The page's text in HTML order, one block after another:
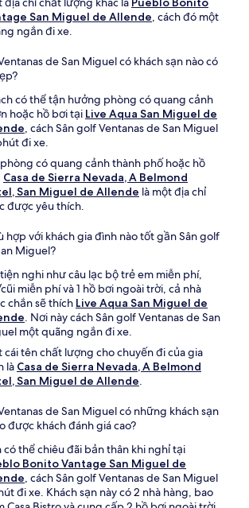
San Miguel de Allende, cách đó một
ngắn đi xe.
de San Miguel có khách sạn nào có
có thể tận hưởng phòng có quang cảnh
hoặc hồ bơi tại Live Aqua San Miguel de
, cách Sân golf Ventanas de San Miguel
đi xe.
có quang cảnh thành phố hoặc hồ
Casa de Sierra Nevada, A Belmond
San Miguel de Allende là một địa chỉ
được yêu thích.
hợp với khách gia đình nào tốt gần Sân golf
Miguel?
nghi như câu lạc bộ trẻ em miễn phí,
miễn phí và 1 hồ bơi ngoài trời, cả nhà
chắn sẽ thích Live Aqua San Miguel de
. Nơi này cách Sân golf Ventanas de San
một quãng ngắn đi xe.
cái tên chất lượng cho chuyến đi của gia
là Casa de Sierra Nevada, A Belmond
San Miguel de Allende.
de San Miguel có những khách sạn
được khách đánh giá cao?
có thể chiêu đãi bản thân khi nghỉ tại
Bonito Vantage San Miguel de
, cách Sân golf Ventanas de San Miguel
đi xe. Khách sạn này có 2 nhà hàng, bao